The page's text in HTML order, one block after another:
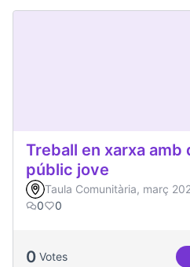
Treball en xarxa
públic jove
Taula Comunitària, març
0
0
0 Votes